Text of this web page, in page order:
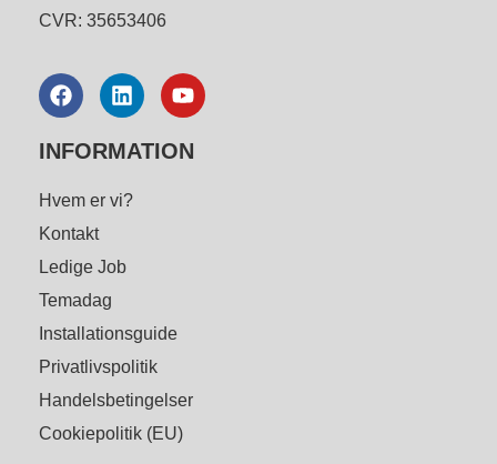
CVR: 35653406
INFORMATION
Hvem er vi?
Kontakt
Ledige Job
Temadag
Installationsguide
Privatlivspolitik
Handelsbetingelser
Cookiepolitik (EU)